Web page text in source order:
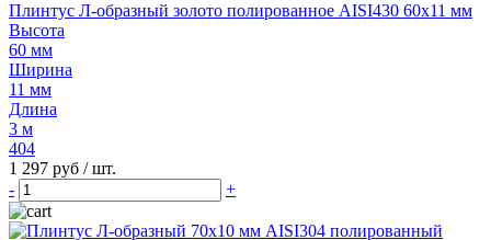
Плинтус Л-образный золото полированное AISI430 60х11 мм
Высота
60 мм
Ширина
11 мм
Длина
3 м
404
1 297 руб / шт.
-
+